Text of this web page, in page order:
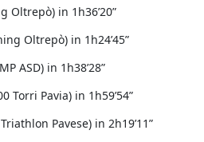
Oltrepò) in 1h36’20”
Oltrepò) in 1h24’45”
ASD) in 1h38’28”
Torri Pavia) in 1h59’54”
Pavese) in 2h19’11”